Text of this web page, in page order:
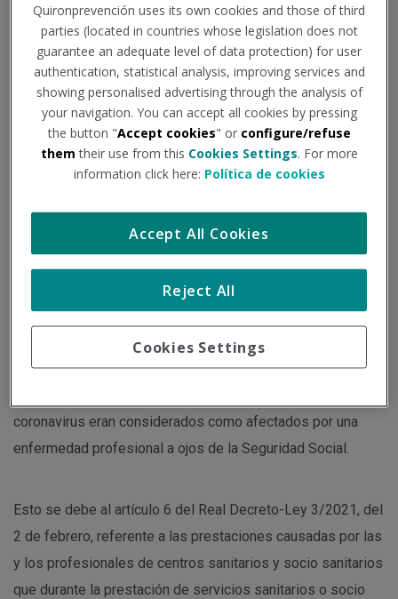
Habría excepción
'respiratoria'
Institución - Fuente:redaccionmedica.com
Tipo de documento: Noticia
autonómicas poniendo el foco en profesionales de
unidades específicas.
El Ministerio de Sanidad "está trabajando actualmente" en
adaptar la normativa Covid-19 para los casos de contagios
en profesionales sanitarios. Hasta ahora, los médicos,
coronavirus eran considerados como afectados por una
enfermedad profesional a ojos de la Seguridad Social.
Esto se debe al artículo 6 del Real Decreto-Ley 3/2021, del
2 de febrero, referente a las prestaciones causadas por las
y los profesionales de centros sanitarios y socio sanitarios
que durante la prestación de servicios sanitarios o socio
Quironprevención uses its own cookies and those of third
parties (located in countries whose legislation does not
guarantee an adequate level of data protection) for user
authentication, statistical analysis, improving services and
showing personalised advertising through the analysis of
your navigation. You can accept all cookies by pressing
the button "Accept cookies" or configure/refuse
them their use from this Cookies Settings. For more
information click here: Política de cookies
Cookies Settings
Reject All
Accept All Cookies